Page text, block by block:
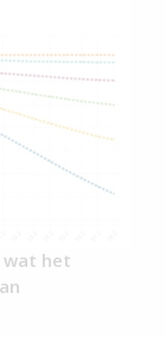
wat het